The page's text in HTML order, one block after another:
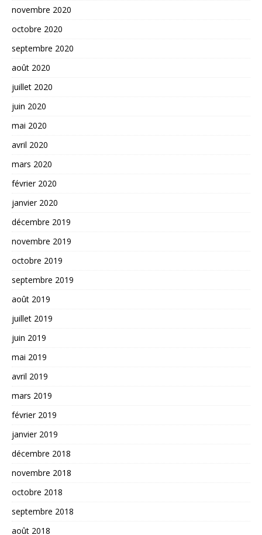
novembre 2020
octobre 2020
septembre 2020
août 2020
juillet 2020
juin 2020
mai 2020
avril 2020
mars 2020
février 2020
janvier 2020
décembre 2019
novembre 2019
octobre 2019
septembre 2019
août 2019
juillet 2019
juin 2019
mai 2019
avril 2019
mars 2019
février 2019
janvier 2019
décembre 2018
novembre 2018
octobre 2018
septembre 2018
août 2018